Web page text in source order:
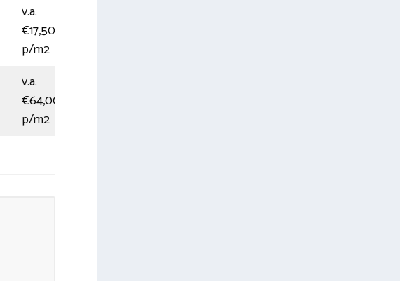
v.a.
€17,50
p/m2
v.a.
€64,00
p/m2